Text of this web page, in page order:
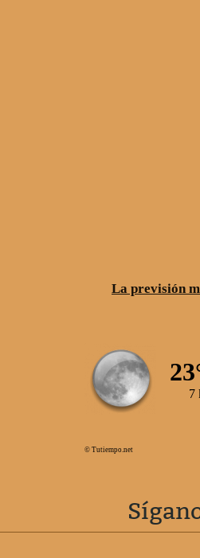
La previsión